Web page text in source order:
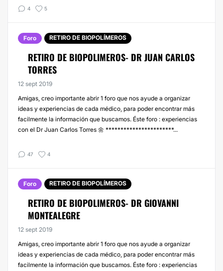
4 5
Foro RETIRO DE BIOPOLÍMEROS
RETIRO DE BIOPOLIMEROS- DR JUAN CARLOS
TORRES
12 sept 2019
Amigas, creo importante abrir 1 foro que nos ayude a organizar
ideas y experiencias de cada médico, para poder encontrar más
facilmente la información que buscamos. Éste foro : experiencias
con el Dr Juan Carlos Torres 🌼 ***********************...
47 4
Foro RETIRO DE BIOPOLÍMEROS
RETIRO DE BIOPOLIMEROS- DR GIOVANNI
MONTEALEGRE
12 sept 2019
Amigas, creo importante abrir 1 foro que nos ayude a organizar
ideas y experiencias de cada médico, para poder encontrar más
facilmente la información que buscamos. Éste foro : experiencias